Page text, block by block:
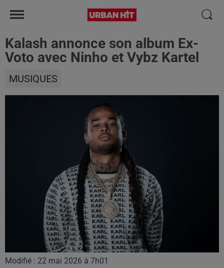
Kalash annonce son album Ex-
Voto avec Ninho et Vybz Kartel
MUSIQUES
Modifié : 22 mai 2026 à 7h01